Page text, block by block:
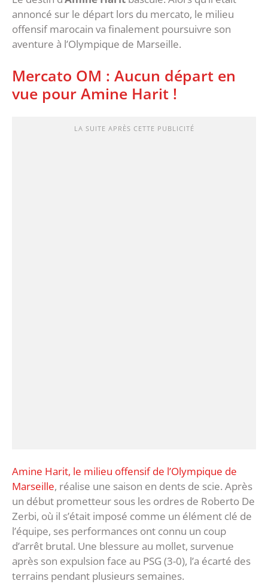
annoncé sur le départ lors du mercato, le milieu
offensif marocain va finalement poursuivre son
aventure à l’Olympique de Marseille.
Mercato OM : Aucun départ en
vue pour Amine Harit !
LA SUITE APRÈS CETTE PUBLICITÉ
Amine Harit, le milieu offensif de l’Olympique de
Marseille, réalise une saison en dents de scie. Après
un début prometteur sous les ordres de Roberto De
Zerbi, où il s’était imposé comme un élément clé de
l’équipe, ses performances ont connu un coup
d’arrêt brutal. Une blessure au mollet, survenue
après son expulsion face au PSG (3-0), l’a écarté des
terrains pendant plusieurs semaines.